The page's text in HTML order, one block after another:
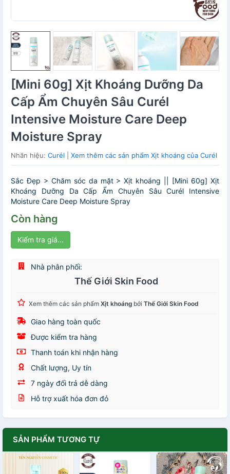
[Mini 60g] Xịt Khoáng Dưỡng Da
Cấp Ẩm Chuyên Sâu Curél
Intensive Moisture Care Deep
Moisture Spray
Nhãn hiệu: Curél Xem thêm các sản phẩm Xịt khoáng của Curél
Sắc Đẹp > Chăm sóc da mặt > Xịt khoáng || [Mini 60g] Xịt
Khoáng Dưỡng Da Cấp Ẩm Chuyên Sâu Curél Intensive
Moisture Care Deep Moisture Spray
Còn hàng
Kiểm tra giá...
Nhà phân phối:
Thế Giới Skin Food
Xem thêm các sản phẩm Xịt khoáng bởi Thế Giới Skin Food
Giao hàng toàn quốc
Được kiểm tra hàng
Thanh toán khi nhận hàng
Chất lượng, Uy tín
7 ngày đổi trả dễ dàng
Hỗ trợ xuất hóa đơn đỏ
SẢN PHẨM TƯƠNG TỰ